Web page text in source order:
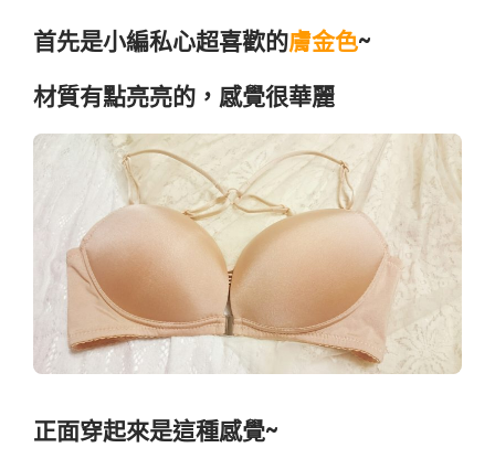
首先是小編私心超喜歡的膚金色~
材質有點亮亮的，感覺很華麗
正面穿起來是這種感覺~